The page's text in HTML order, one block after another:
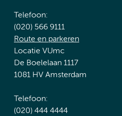
Telefoon:
(020) 566 9111
Route en parkeren
Locatie VUmc
De Boelelaan 1117
1081 HV Amsterdam
Telefoon:
(020) 444 4444